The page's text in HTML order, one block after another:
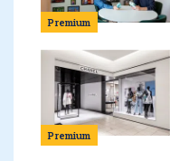
Premium
Premium